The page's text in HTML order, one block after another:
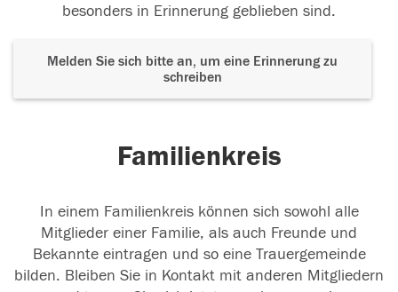
besonders in Erinnerung geblieben sind.
Melden Sie sich bitte an, um eine Erinnerung zu
schreiben
Familienkreis
In einem Familienkreis können sich sowohl alle
Mitglieder einer Familie, als auch Freunde und
Bekannte eintragen und so eine Trauergemeinde
bilden. Bleiben Sie in Kontakt mit anderen Mitgliedern